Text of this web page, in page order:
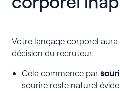
Votre langage corporel aura
décision du recruteur.
Cela commence par
sourire reste naturel